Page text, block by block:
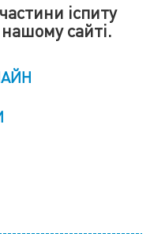
іспиту
сайті.